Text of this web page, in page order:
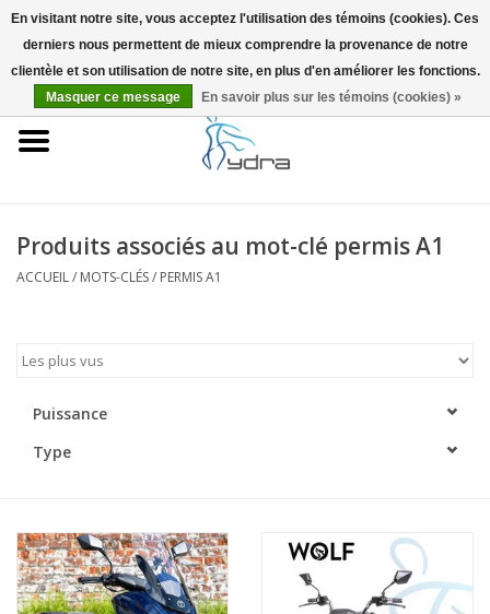
EUR
Accueil
Accessoires
Blog
Produits associés au mot-clé permis A1
ACCUEIL/ MOTS-CLÉS/ PERMIS A1
Puissance
Type
En visitant notre site, vous acceptez l'utilisation des témoins (cookies). Ces
derniers nous permettent de mieux comprendre la provenance de notre
clientèle et son utilisation de notre site, en plus d'en améliorer les fonctions.
Masquer ce message
En savoir plus sur les témoins (cookies) »